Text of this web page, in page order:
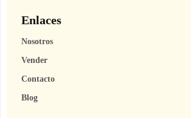
Enlaces
Nosotros
Vender
Contacto
Blog